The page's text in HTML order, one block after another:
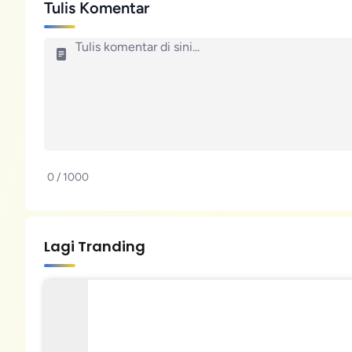
Tulis Komentar
0 / 1000
Lagi Tranding